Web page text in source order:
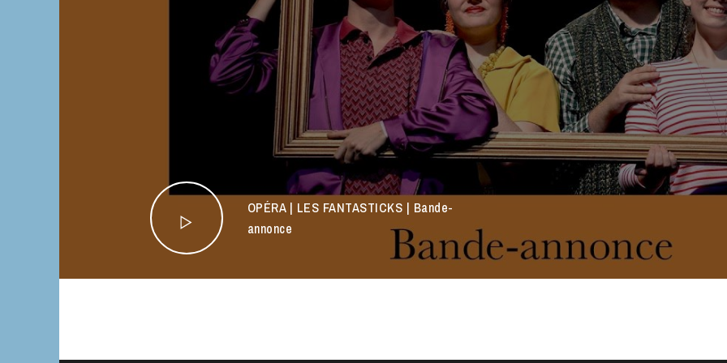
OPÉRA | LES FANTASTICKS | Bande-
annonce